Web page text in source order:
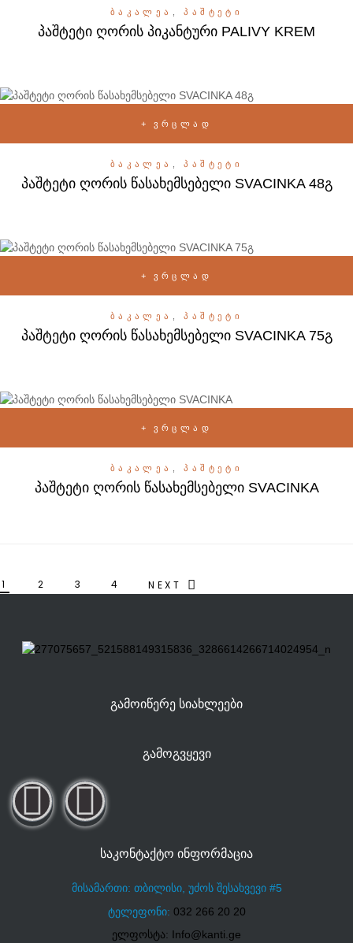
ᲑᲐᲙᲐᲚᲔᲐ ,ᲞᲐᲨᲢᲔᲢᲘ
პაშტეტი ღორის პიკანტური PALIVY KREM
ᲕᲠᲪᲚᲐᲓ
ᲑᲐᲙᲐᲚᲔᲐ ,ᲞᲐᲨᲢᲔᲢᲘ
პაშტეტი ღორის წასახემსებელი SVACINKA 48გ
ᲕᲠᲪᲚᲐᲓ
ᲑᲐᲙᲐᲚᲔᲐ ,ᲞᲐᲨᲢᲔᲢᲘ
პაშტეტი ღორის წასახემსებელი SVACINKA 75გ
ᲕᲠᲪᲚᲐᲓ
ᲑᲐᲙᲐᲚᲔᲐ ,ᲞᲐᲨᲢᲔᲢᲘ
პაშტეტი ღორის წასახემსებელი SVACINKA
1 2 3 4 NEXT
ᲒᲐᲛᲝᲘᲬᲔᲠᲔ ᲡᲘᲐᲮᲚᲔᲔᲑᲘ
ᲒᲐᲛᲝᲒᲕᲧᲔᲕᲘ
ᲡᲐᲙᲝᲜᲢᲐᲥᲢᲝ ᲘᲜᲤᲝᲠᲛᲐᲪᲘᲐ
მისამართი: თბილისი, უძოს შესახვევი #5
ტელეფონი: 032 266 20 20
ელფოსტა: Info@kanti.ge